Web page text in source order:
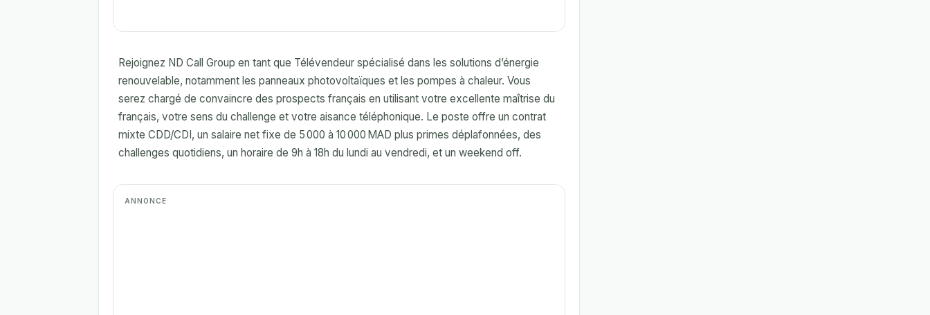
Rejoignez ND Call Group en tant que Télévendeur spécialisé dans les solutions d’énergie
renouvelable, notamment les panneaux photovoltaïques et les pompes à chaleur. Vous
serez chargé de convaincre des prospects français en utilisant votre excellente maîtrise du
français, votre sens du challenge et votre aisance téléphonique. Le poste offre un contrat
mixte CDD/CDI, un salaire net fixe de 5 000 à 10 000 MAD plus primes déplafonnées, des
challenges quotidiens, un horaire de 9h à 18h du lundi au vendredi, et un weekend off.